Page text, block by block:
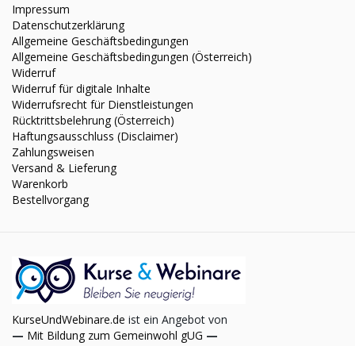
Impressum
Datenschutzerklärung
Allgemeine Geschäftsbedingungen
Allgemeine Geschäftsbedingungen (Österreich)
Widerruf
Widerruf für digitale Inhalte
Widerrufsrecht für Dienstleistungen
Rücktrittsbelehrung (Österreich)
Haftungsausschluss (Disclaimer)
Zahlungsweisen
Versand & Lieferung
Warenkorb
Bestellvorgang
KurseUndWebinare.de ist ein Angebot von
— Mit Bildung zum Gemeinwohl gUG —